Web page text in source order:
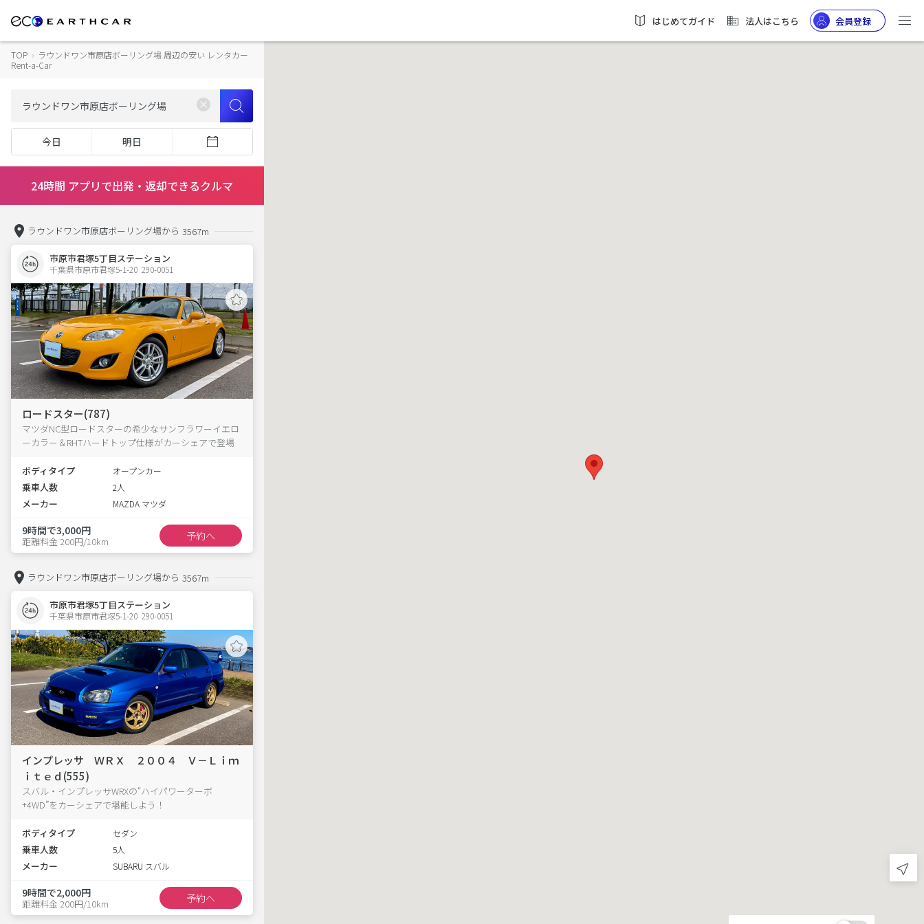
はじめてガイド 法人はこちら 会員登録
TOP › ラウンドワン市原店ボーリング場 周辺の安い レンタカー
Rent-a-Car
今日 明日
24時間 アプリで出発・返却できるクルマ
ラウンドワン市原店ボーリング場から 3567m
市原市君塚5丁目ステーション
千葉県市原市君塚5-1-20  290-0051
ロードスター(787)
マツダNC型ロードスターの希少なサンフラワーイエロ
ーカラー＆RHTハードトップ仕様がカーシェアで登場
ボディタイプ オープンカー
乗車人数 2人
メーカー MAZDA マツダ
9時間で3,000円
距離料金 200円/10km 予約へ
ラウンドワン市原店ボーリング場から 3567m
市原市君塚5丁目ステーション
千葉県市原市君塚5-1-20  290-0051
インプレッサ ＷＲＸ ２００４ Ｖ－Ｌｉｍ
ｉｔｅｄ(555)
スバル・インプレッサWRXの“ハイパワーターボ
+4WD”をカーシェアで堪能しよう！
ボディタイプ セダン
乗車人数 5人
メーカー SUBARU スバル
9時間で2,000円
距離料金 200円/10km 予約へ